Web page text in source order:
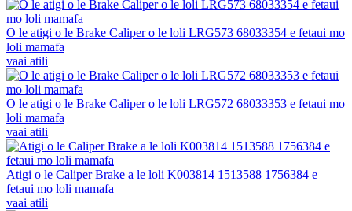
O le atigi o le Brake Caliper o le loli LRG573 68033354 e fetaui mo
loli mamafa
vaai atili
O le atigi o le Brake Caliper o le loli LRG572 68033353 e fetaui mo
loli mamafa
vaai atili
Atigi o le Caliper Brake a le loli K003814 1513588 1756384 e
fetaui mo loli mamafa
vaai atili